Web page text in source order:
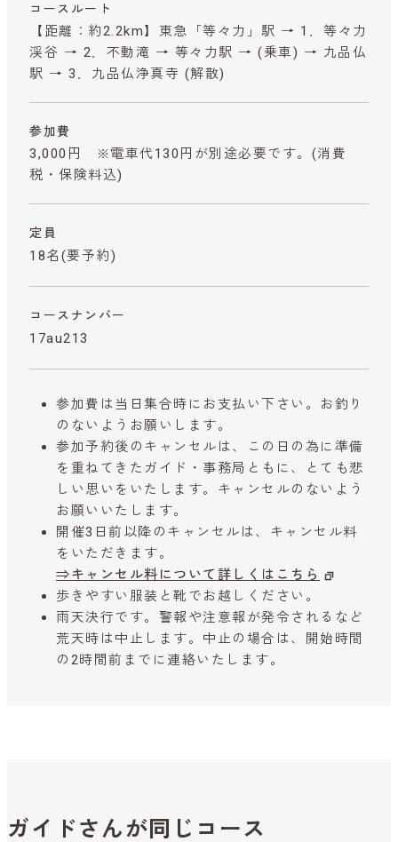
コースルート
【距離：約2.2km】東急「等々力」駅 → 1．等々力
渓谷 → 2．不動滝 → 等々力駅 → (乗車) → 九品仏
駅 → 3．九品仏浄真寺 (解散)
参加費
3,000円 ※電車代130円が別途必要です。 (消費
税・保険料込)
定員
18名(要予約)
コースナンバー
17au213
参加費は当日集合時にお支払い下さい。お釣り
のないようお願いします。
参加予約後のキャンセルは、この日の為に準備
を重ねてきたガイド・事務局ともに、とても悲
しい思いをいたします。キャンセルのないよう
お願いいたします。
開催3日前以降のキャンセルは、キャンセル料
をいただきます。
⇒キャンセル料について詳しくはこちら
歩きやすい服装と靴でお越しください。
雨天決行です。警報や注意報が発令されるなど
荒天時は中止します。中止の場合は、開始時間
の2時間前までに連絡いたします。
ガイドさんが同じコース